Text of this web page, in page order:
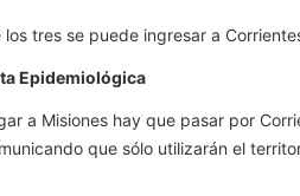
tres se puede ingresar a
Epidemiológica
a Misiones hay que pasar por
que sólo utilizarán el